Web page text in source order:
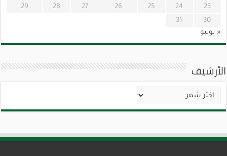
23
24
25
26
27
28
29
30
31
« يوليو
الأرشيف
الأرشيف